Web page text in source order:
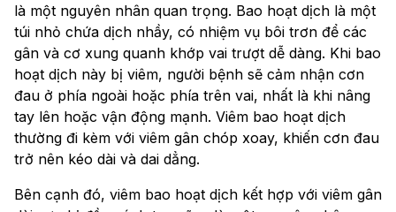
là một nguyên nhân quan trọng. Bao hoạt dịch là một
túi nhỏ chứa dịch nhầy, có nhiệm vụ bôi trơn để các
gân và cơ xung quanh khớp vai trượt dễ dàng. Khi bao
hoạt dịch này bị viêm, người bệnh sẽ cảm nhận cơn
đau ở phía ngoài hoặc phía trên vai, nhất là khi nâng
tay lên hoặc vận động mạnh. Viêm bao hoạt dịch
thường đi kèm với viêm gân chóp xoay, khiến cơn đau
trở nên kéo dài và dai dẳng.
Bên cạnh đó, viêm bao hoạt dịch kết hợp với viêm gân